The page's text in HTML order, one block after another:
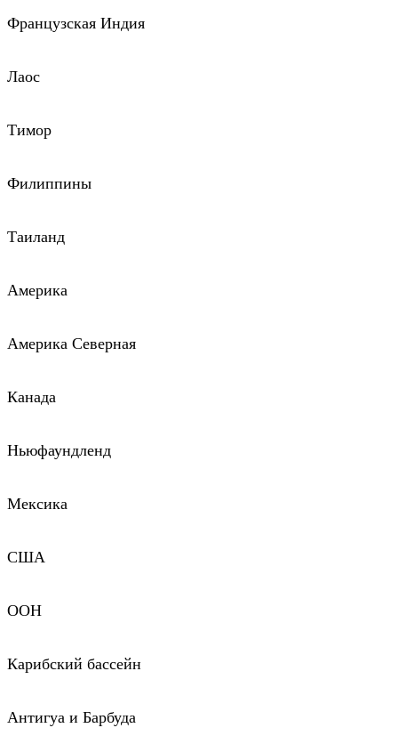
Французская Индия
Лаос
Тимор
Филиппины
Таиланд
Америка
Америка Северная
Канада
Ньюфаундленд
Мексика
США
ООН
Карибский бассейн
Антигуа и Барбуда